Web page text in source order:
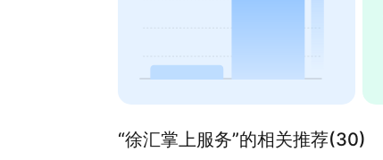
“徐汇掌上服务”的相关推荐(30)